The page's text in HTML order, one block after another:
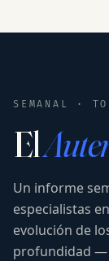
SEMANAL ·
El
Un informe
especialistas
evolución de
profundidad —